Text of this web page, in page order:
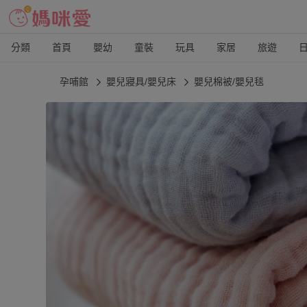
分類 首頁 嬰幼 童裝 玩具 家居 旅遊
孕哺館 嬰兒寢具/嬰兒床 嬰兒棉被/嬰兒毯